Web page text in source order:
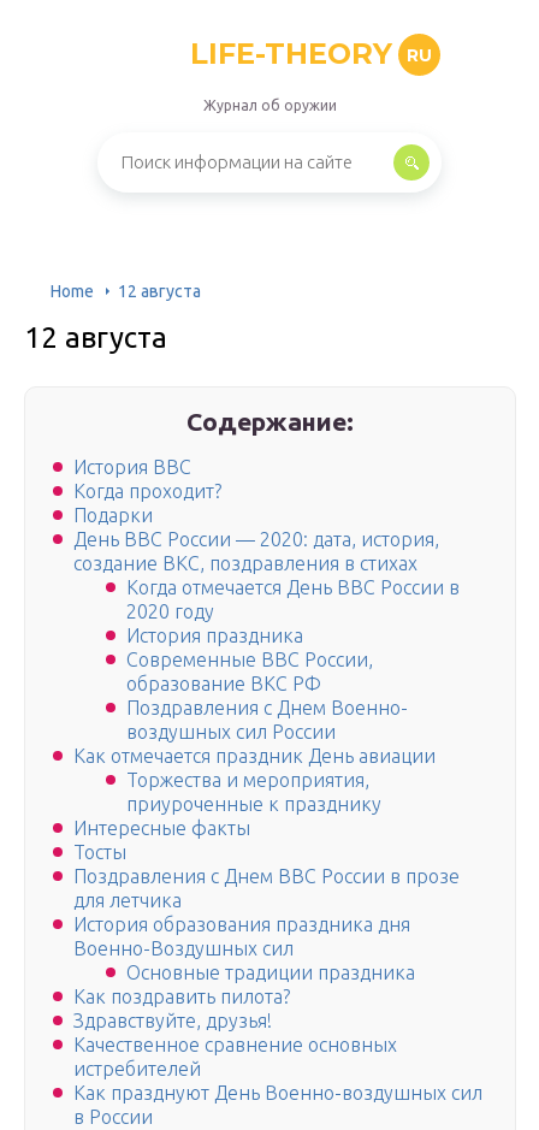
LIFE-THEORY RU
Журнал об оружии
Home 12 августа
12 августа
Содержание:
История ВВС
Когда проходит?
Подарки
День ВВС России — 2020: дата, история,
создание ВКС, поздравления в стихах
Когда отмечается День ВВС России в
2020 году
История праздника
Современные ВВС России,
образование ВКС РФ
Поздравления с Днем Военно-
воздушных сил России
Как отмечается праздник День авиации
Торжества и мероприятия,
приуроченные к празднику
Интересные факты
Тосты
Поздравления с Днем ВВС России в прозе
для летчика
История образования праздника дня
Военно-Воздушных сил
Основные традиции праздника
Как поздравить пилота?
Здравствуйте, друзья!
Качественное сравнение основных
истребителей
Как празднуют День Военно-воздушных сил
в России